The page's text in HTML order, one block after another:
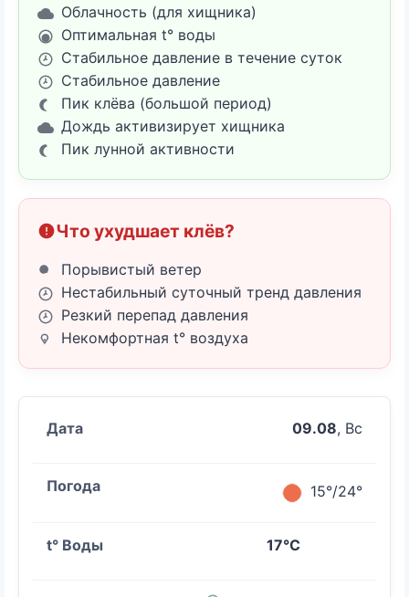
Облачность (для хищника)
Оптимальная t° воды
Стабильное давление в течение суток
Стабильное давление
Пик клёва (большой период)
Дождь активизирует хищника
Пик лунной активности
Что ухудшает клёв?
Порывистый ветер
Нестабильный суточный тренд давления
Резкий перепад давления
Некомфортная t° воздуха
09.08, Вс
15°/24°
17°C